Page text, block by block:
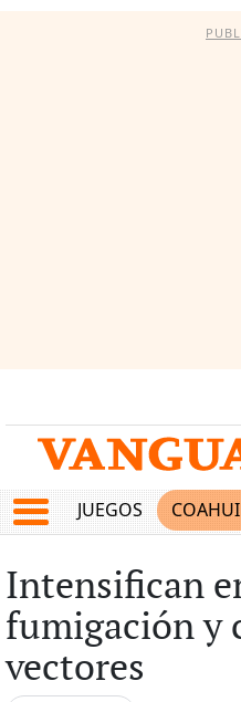
JUEGOS
Intensifican
fumigación y
vectores